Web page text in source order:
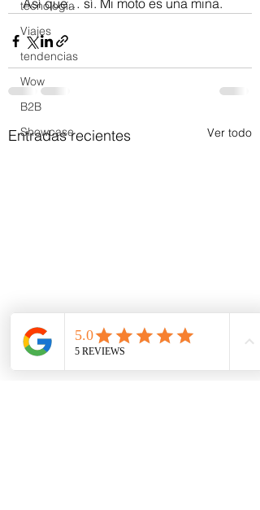
tecnología
Viajes
tendencias
Wow
B2B
Showcase
Así que… sí. Mi moto es una mina.
Entradas recientes Ver todo